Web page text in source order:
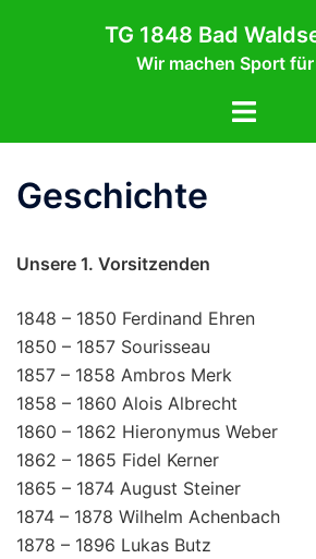
TG 1848 Bad
Wir machen Sport für
Menü
Geschichte
Unsere 1. Vorsitzenden
1848 – 1850 Ferdinand Ehren
1850 – 1857 Sourisseau
1857 – 1858 Ambros Merk
1858 – 1860 Alois Albrecht
1860 – 1862 Hieronymus Weber
1862 – 1865 Fidel Kerner
1865 – 1874 August Steiner
1874 – 1878 Wilhelm Achenbach
1878 – 1896 Lukas Butz